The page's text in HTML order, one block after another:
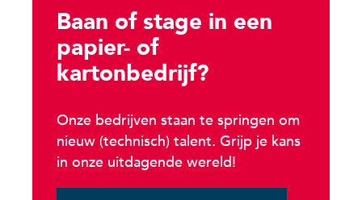
Baan of stage in een
papier- of
kartonbedrijf?
Onze bedrijven staan te springen om
nieuw (technisch) talent. Grijp je kans
in onze uitdagende wereld!